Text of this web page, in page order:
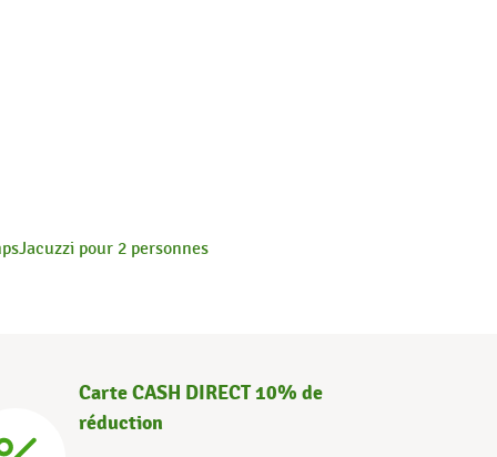
Jacuzzi pour 2 personnes
Carte CASH DIRECT 10% de
réduction